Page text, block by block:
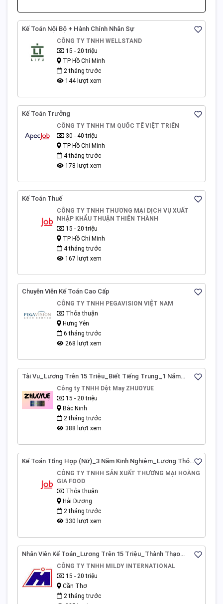
Kế Toán Nội Bộ + Hành Chính Nhân Sự
CÔNG TY TNHH WELLSTAND
15 - 20 triệu
TP Hồ Chí Minh
2 tháng trước
144 lượt xem
Kế Toán Trưởng
CÔNG TY TNHH TM QUỐC TẾ VIỆT TRIỂN
30 - 40 triệu
TP Hồ Chí Minh
4 tháng trước
178 lượt xem
Kế Toán Thuế
CÔNG TY TNHH THƯƠNG MẠI DỊCH VỤ XUẤT
NHẬP KHẨU THUẬN THIÊN THÀNH
15 - 20 triệu
TP Hồ Chí Minh
4 tháng trước
167 lượt xem
Chuyên Viên Kế Toán Cao Cấp
CÔNG TY TNHH PEGAVISION VIỆT NAM
Thỏa thuận
Hưng Yên
6 tháng trước
268 lượt xem
Tài Vụ_Lương Trên 15 Triệu_Biết Tiếng Trung_1 Năm
Kinh Nghiệm Kế Toán_Bắc Ninh
Công ty TNHH Dệt May ZHUOYUE
15 - 20 triệu
Bắc Ninh
2 tháng trước
388 lượt xem
Kế Toán Tổng Hợp (Nữ)_3 Năm Kinh Nghiệm_Lương Thỏa
Thuận_Hải Dương
CÔNG TY TNHH SẢN XUẤT THƯƠNG MẠI HOÀNG
GIA FOOD
Thỏa thuận
Hải Dương
2 tháng trước
330 lượt xem
Nhân Viên Kế Toán_Lương Trên 15 Triệu_Thành Thạo
Tiếng Trung Nghe Nói_TP.Cần Thơ
CÔNG TY TNHH MILDY INTERNATIONAL
15 - 20 triệu
Cần Thơ
2 tháng trước